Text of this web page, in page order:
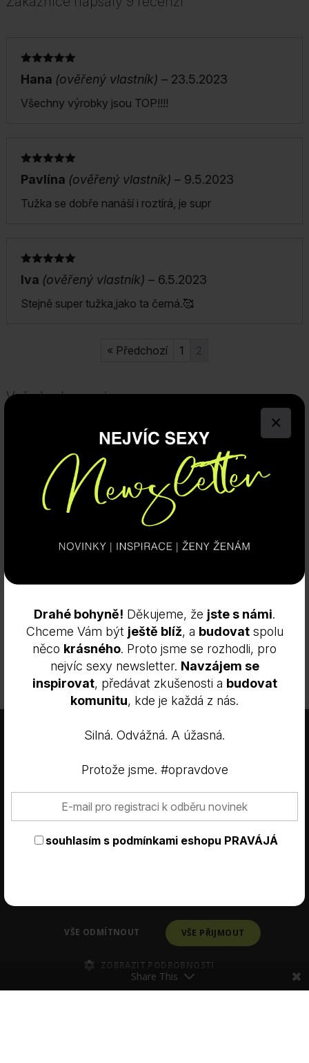
Drahé bohyně! Děkujeme, že jste s námi.
Chceme Vám být ještě blíž, a budovatspolu
něco krásného. Proto jsme se rozhodli, pro
nejvíc sexy newsletter. Navzájem se
inspirovat, předávat zkušenosti a budovat
komunitu, kde je každá z nás.
Silná. Odvážná. A úžasná.
Protože jsme. #opravdove
souhlasím s podmínkami eshopu PRAVÁJÁ
×
Hodnocení
5z 5
Hana (ověřený vlastník) – 23.5.2023
Všechny výrobky jsou TOP!!!!
Hodnocení
5z 5
Pavlína (ověřený vlastník) – 9.5.2023
Tužka se dobře nanáší i roztírá, je supr
Hodnocení
5z 5
Iva (ověřený vlastník) – 6.5.2023
Stejně super tužka,jako ta černá.🥰
« Předchozí 1 2
Vaše hodnocení
ODESLAT
E-shop:+420 601 557 833
NASTAVENÍ COOKIES
Share This Poraďte se se Zdenkou
Tyto webové stránky používají
soubory cookie.
Tyto webové stránky používají soubory cookie ke zlepšení
uživatelského zážitku. Používáním našich webových stránek
souhlasíte se všemi soubory cookie v souladu s našimi zásadami
používání souborů cookie.Více informací
VŠE PŘIJMOUT
VŠE ODMÍTNOUT
ZOBRAZIT PODROBNOSTI